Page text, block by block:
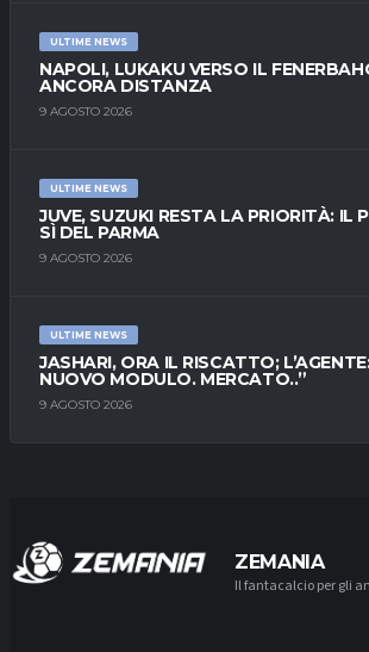
ULTIME NEWS
NAPOLI, LUKAKU VERSO IL
ANCORA DISTANZA
9 AGOSTO 2026
ULTIME NEWS
JUVE, SUZUKI RESTA LA PRIORITÀ: IL
SÌ DEL PARMA
9 AGOSTO 2026
ULTIME NEWS
JASHARI, ORA IL RISCATTO;
NUOVO MODULO. MERCATO..”
9 AGOSTO 2026
ZEMANIA
Il fantacalcio per gli